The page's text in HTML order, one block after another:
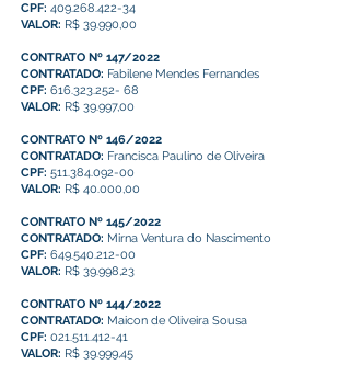
CPF: 409.268.422-34
VALOR: R$ 39.990,00
CONTRATO Nº 147/2022
CONTRATADO: Fabilene Mendes Fernandes
CPF: 616.323.252- 68
VALOR: R$ 39.997,00
CONTRATO Nº 146/2022
CONTRATADO: Francisca Paulino de Oliveira
CPF: 511.384.092-00
VALOR: R$ 40.000,00
CONTRATO Nº 145/2022
CONTRATADO: Mirna Ventura do Nascimento
CPF: 649.540.212-00
VALOR: R$ 39.998,23
CONTRATO Nº 144/2022
CONTRATADO: Maicon de Oliveira Sousa
CPF: 021.511.412-41
VALOR: R$ 39.999,45